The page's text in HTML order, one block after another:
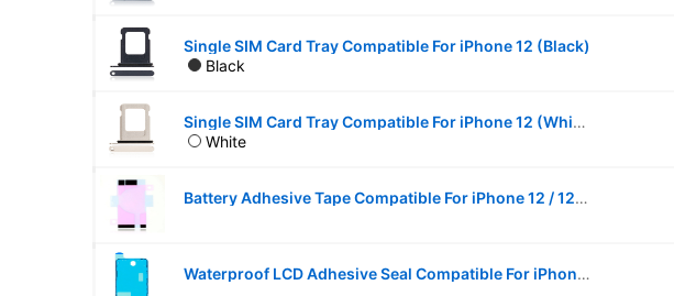
Single SIM Card Tray Compatible For iPhone 12 (Black)
Black
Single SIM Card Tray Compatible For iPhone 12 (White)
White
Battery Adhesive Tape Compatible For iPhone 12 / 12 Pro
Waterproof LCD Adhesive Seal Compatible For iPhone 12